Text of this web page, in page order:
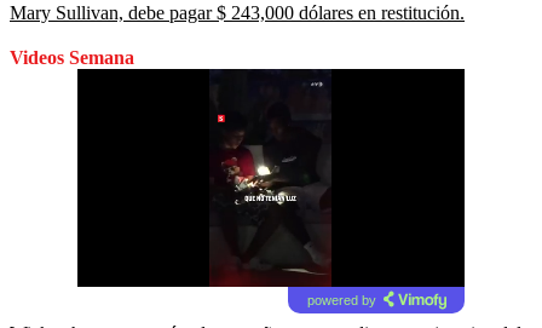
Mary Sullivan, debe pagar $ 243,000 dólares en restitución.
Videos Semana
powered by